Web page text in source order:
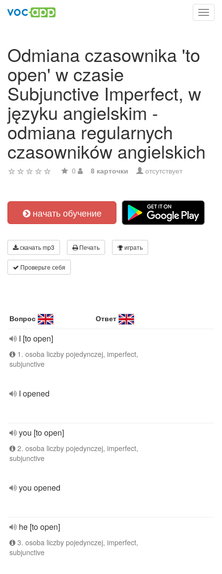
Odmiana czasownika 'to
open' w czasie
Subjunctive Imperfect, w
języku angielskim -
odmiana regularnych
czasowników angielskich
0 8 карточки отсутствует
начать обучение
скачать mp3 Печать играть
Проверьте себя
Вопрос Ответ
I [to open]
1. osoba liczby pojedynczej, imperfect,
subjunctive
I opened
you [to open]
2. osoba liczby pojedynczej, imperfect,
subjunctive
you opened
he [to open]
3. osoba liczby pojedynczej, imperfect,
subjunctive